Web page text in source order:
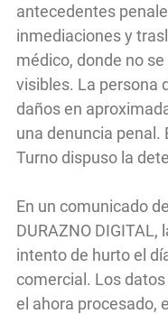
antecedentes
inmediaciones y
médico, donde no
visibles. La persona
daños en
una denuncia penal.
Turno dispuso la
En un comunicado
DURAZNO
intento de hurto el
comercial. Los
el ahora procesado,